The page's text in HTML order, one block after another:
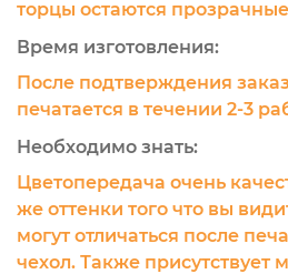
торцы остаются
Время изготовления:
После подтверждения
печатается в течении 2-3
Необходимо знать:
Цветопередача очень
же оттенки того что вы
могут отличаться после
чехол. Также присутствует